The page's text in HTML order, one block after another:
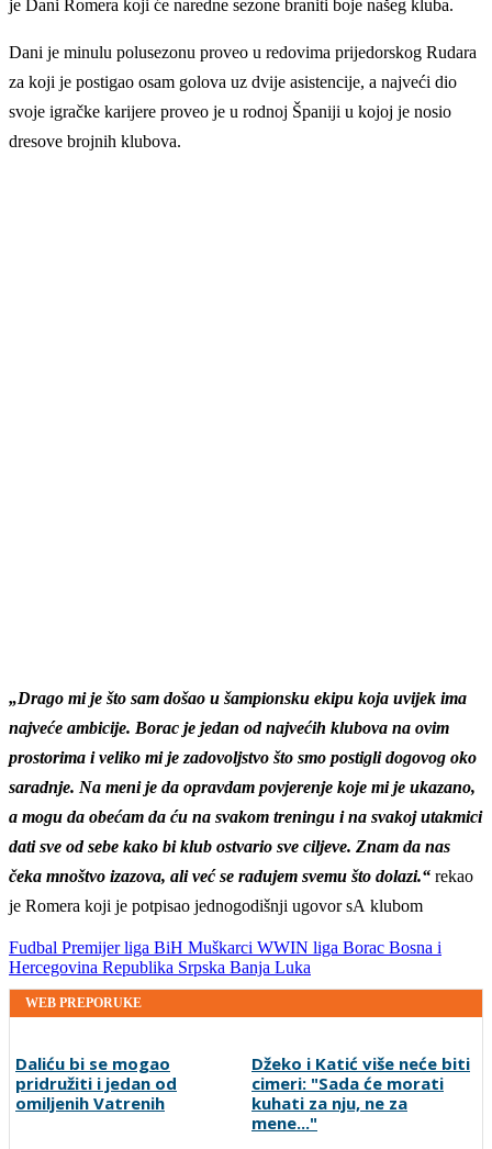
je Dani Romera koji će naredne sezone braniti boje našeg kluba.
Dani je minulu polusezonu proveo u redovima prijedorskog Rudara
za koji je postigao osam golova uz dvije asistencije, a najveći dio
svoje igračke karijere proveo je u rodnoj Španiji u kojoj je nosio
dresove brojnih klubova.
„Drago mi je što sam došao u šampionsku ekipu koja uvijek ima
najveće ambicije. Borac je jedan od najvećih klubova na ovim
prostorima i veliko mi je zadovoljstvo što smo postigli dogovog oko
saradnje. Na meni je da opravdam povjerenje koje mi je ukazano,
a mogu da obećam da ću na svakom treningu i na svakoj utakmici
dati sve od sebe kako bi klub ostvario sve ciljeve. Znam da nas
čeka mnoštvo izazova, ali već se radujem svemu što dolazi.“ rekao
je Romera koji je potpisao jednogodišnji ugovor sA klubom
Fudbal Premijer liga BiH Muškarci WWIN liga Borac Bosna i
Hercegovina Republika Srpska Banja Luka
WEB PREPORUKE
Daliću bi se mogao
pridružiti i jedan od
omiljenih Vatrenih
Džeko i Katić više neće biti
cimeri: "Sada će morati
kuhati za nju, ne za
mene..."